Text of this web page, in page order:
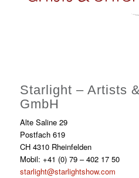
Starlight – Artists
GmbH
Alte Saline 29
Postfach 619
CH 4310 Rheinfelden
Mobil: +41 (0) 79 – 402 17 50
starlight@starlightshow.com